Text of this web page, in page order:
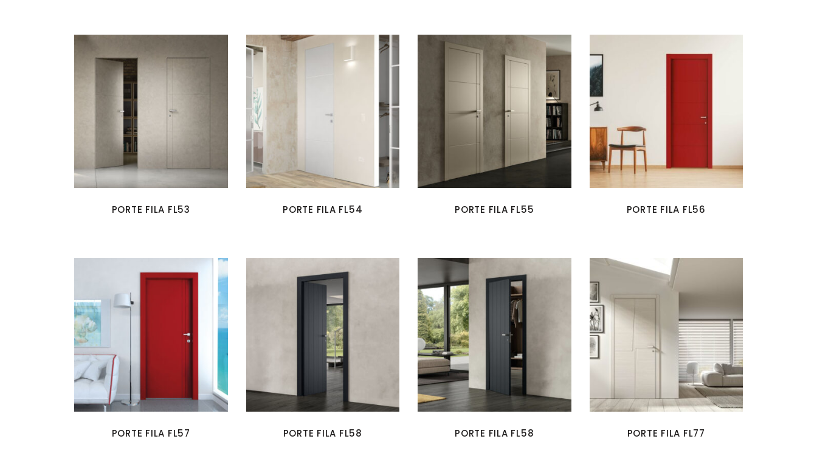
PORTE FILA FL53 PORTE FILA FL54 PORTE FILA FL55 PORTE FILA FL56
PORTE FILA FL57 PORTE FILA FL58 PORTE FILA FL58 PORTE FILA FL77